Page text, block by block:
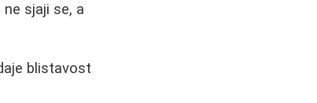
sjaji se, a
blistavost